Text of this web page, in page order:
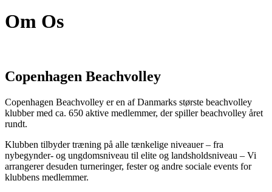
Om Os
Copenhagen Beachvolley
Copenhagen Beachvolley er en af Danmarks største beachvolley
klubber med ca. 650 aktive medlemmer, der spiller beachvolley året
rundt.
Klubben tilbyder træning på alle tænkelige niveauer – fra
nybegynder- og ungdomsniveau til elite og landsholdsniveau – Vi
arrangerer desuden turneringer, fester og andre sociale events for
klubbens medlemmer.